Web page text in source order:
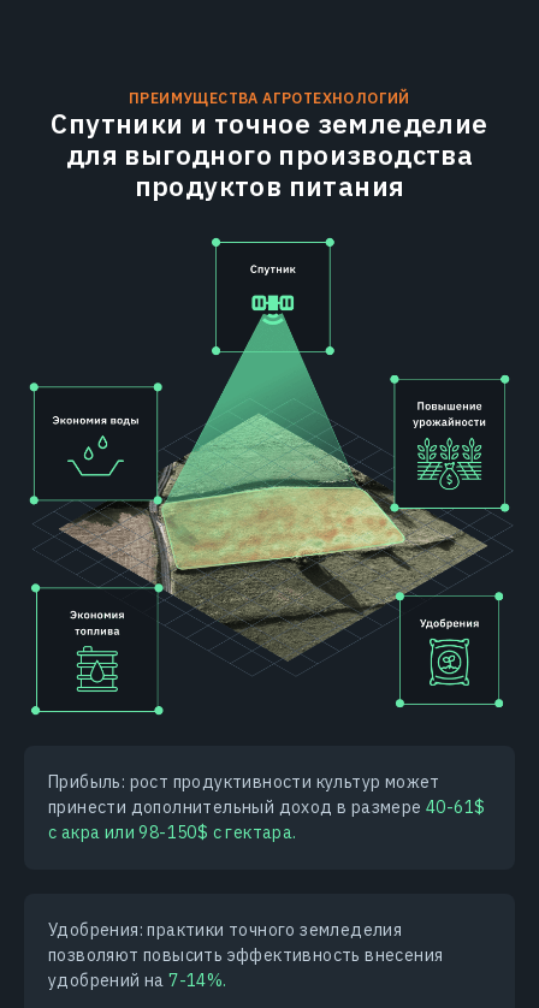
ПРЕИМУЩЕСТВА АГРОТЕХНОЛОГИЙ
Спутники и точное земледелие
для выгодного производства
продуктов питания
Прибыль: рост продуктивности культур может
принести дополнительный доход в размере 40-61$
с акра или 98-150$ с гектара.
Удобрения: практики точного земледелия
позволяют повысить эффективность внесения
удобрений на7-14%.